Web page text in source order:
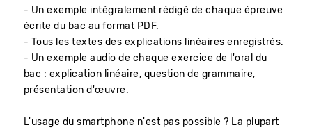
- Un exemple intégralement rédigé de chaque épreuve
écrite du bac au format PDF.
- Tous les textes des explications linéaires enregistrés.
- Un exemple audio de chaque exercice de l'oral du
bac : explication linéaire, question de grammaire,
présentation d'œuvre.
L'usage du smartphone n'est pas possible ? La plupart